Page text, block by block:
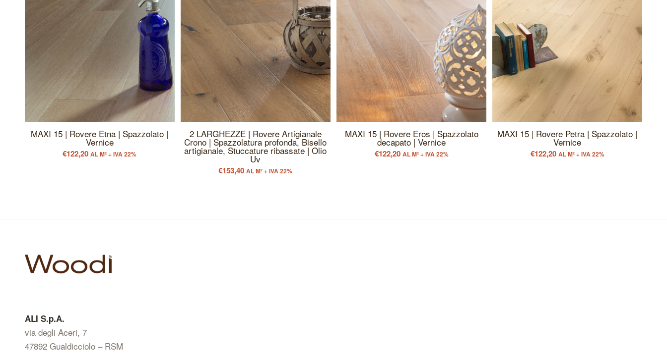
MAXI 15 | Rovere Etna | Spazzolato |
Vernice
€122,20 AL M² + IVA 22%
2 LARGHEZZE | Rovere Artigianale
Crono | Spazzolatura profonda, Bisello
artigianale, Stuccature ribassate | Olio
Uv
€153,40 AL M² + IVA 22%
MAXI 15 | Rovere Eros | Spazzolato
decapato | Vernice
€122,20 AL M² + IVA 22%
MAXI 15 | Rovere Petra | Spazzolato |
Vernice
€122,20 AL M² + IVA 22%
ALI S.p.A.
via degli Aceri, 7
47892 Gualdicciolo – RSM